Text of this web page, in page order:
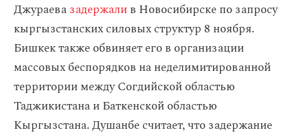
Джураевазадержалив Новосибирске по запросу
кыргызстанских силовых структур 8 ноября.
Бишкек также обвиняет его в организации
массовых беспорядков на неделимитированной
территории между Согдийской областью
Таджикистана и Баткенской областью
Кыргызстана. Душанбе считает, что задержание